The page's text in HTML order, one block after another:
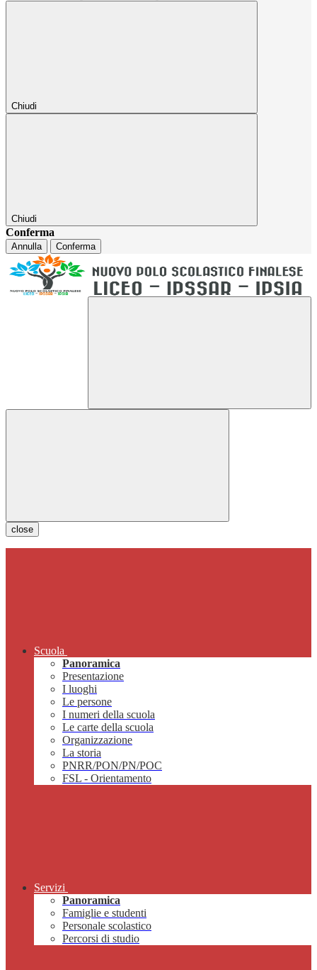
Chiudi
Chiudi
Conferma
Annulla Conferma
close
Scuola
Panoramica
Presentazione
I luoghi
Le persone
I numeri della scuola
Le carte della scuola
Organizzazione
La storia
PNRR/PON/PN/POC
FSL - Orientamento
Servizi
Panoramica
Famiglie e studenti
Personale scolastico
Percorsi di studio